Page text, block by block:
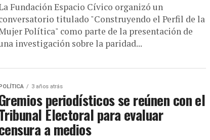
Fundación Espacio Cívico organizó un
titulado "Construyendo el Perfil de la
Política" como parte de la presentación de
investigación sobre la paridad...
3 años atrás
periodísticos se reúnen con el
Electoral para evaluar
a medios